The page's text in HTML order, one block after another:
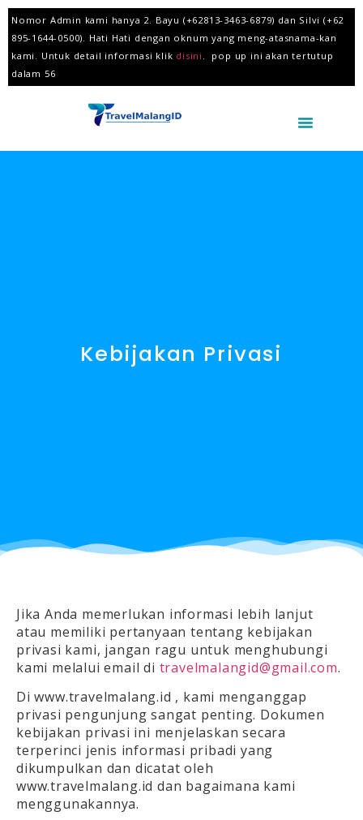
Nomor Admin kami hanya 2. Bayu ‪(+62813-3463-6879‬) dan Silvi ‪(+62
895-1644-0500‬). Hati Hati dengan oknum yang meng-atasnama-kan
kami. Untuk detail informasi klik disini . pop up ini akan tertutup
dalam 55
Kebijakan Privasi
Jika Anda memerlukan informasi lebih lanjut
atau memiliki pertanyaan tentang kebijakan
privasi kami, jangan ragu untuk menghubungi
kami melalui email di travelmalangid@gmail.com.
Di www.travelmalang.id , kami menganggap
privasi pengunjung sangat penting. Dokumen
kebijakan privasi ini menjelaskan secara
terperinci jenis informasi pribadi yang
dikumpulkan dan dicatat oleh
www.travelmalang.id dan bagaimana kami
menggunakannya.